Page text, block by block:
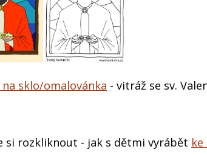
sklo/omalovánka - vitráž se sv.
si rozkliknout - jak s dětmi vyrábět